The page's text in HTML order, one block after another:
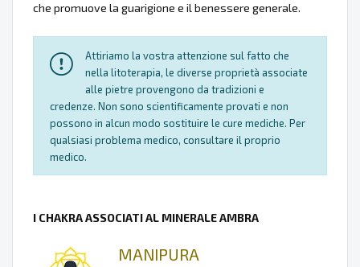
che promuove la guarigione e il benessere generale.
Attiriamo la vostra attenzione sul fatto che
nella litoterapia, le diverse proprietà associate
alle pietre provengono da tradizioni e
credenze. Non sono scientificamente provati e non
possono in alcun modo sostituire le cure mediche. Per
qualsiasi problema medico, consultare il proprio
medico.
I CHAKRA ASSOCIATI AL MINERALE AMBRA
MANIPURA